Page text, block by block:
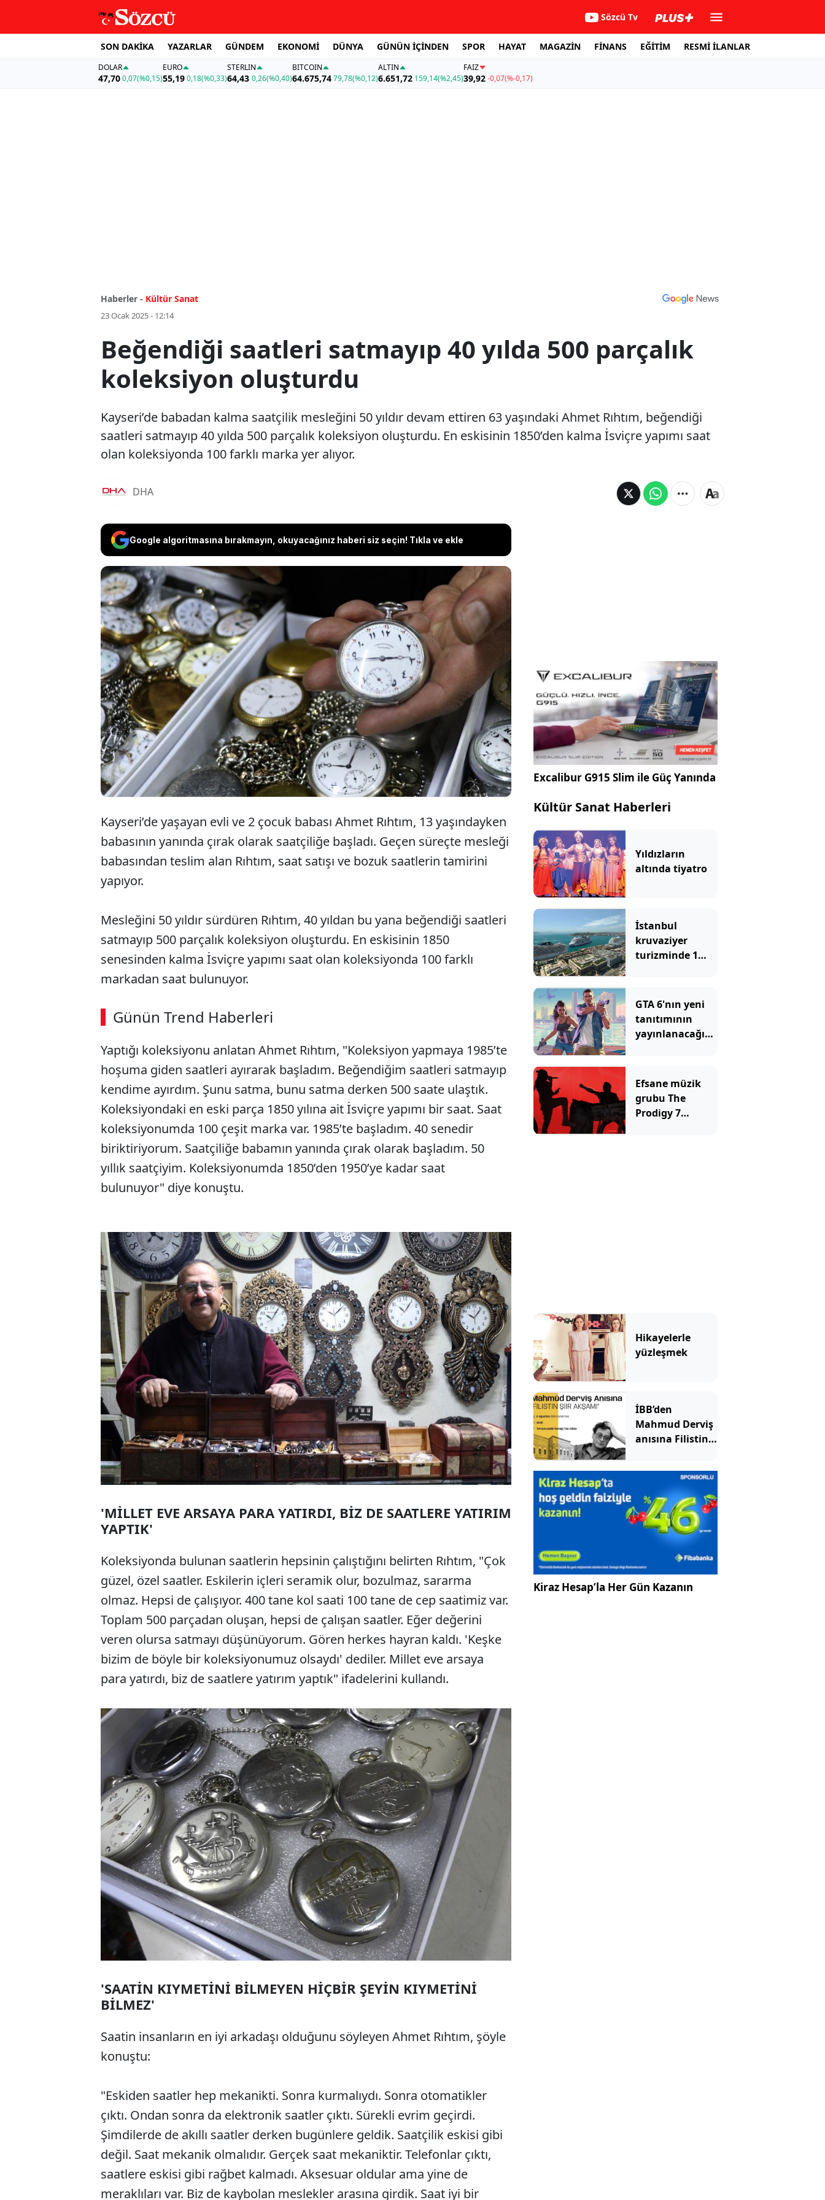
Sözcü Tv
SON DAKİKA YAZARLAR GÜNDEM EKONOMİ DÜNYA GÜNÜN İÇİNDEN SPOR HAYAT MAGAZİN FİNANS EĞİTİM RESMİ İLANLAR
DOLAR
47,700,07(%0,15)
EURO
55,19 0,18(%0,33)
STERLIN
64,43 0,26(%0,40)
BITCOIN
64.675,7479,78(%0,12)
ALTIN
6.651,72 159,14(%2,45)
FAİZ
39,92-0,07(%-0,17)
Haberler - Kültür Sanat
23 Ocak 2025 - 12:14
Beğendiği saatleri satmayıp 40 yılda 500 parçalık
koleksiyon oluşturdu
Kayseri’de babadan kalma saatçilik mesleğini 50 yıldır devam ettiren 63 yaşındaki Ahmet Rıhtım, beğendiği
saatleri satmayıp 40 yılda 500 parçalık koleksiyon oluşturdu. En eskisinin 1850’den kalma İsviçre yapımı saat
olan koleksiyonda 100 farklı marka yer alıyor.
DHA
Google algoritmasına bırakmayın, okuyacağınız haberi siz seçin! Tıkla ve ekle
Kayseri’de babadan kalma saatçilik mesleğini 50 yıldır devam
ettiren 63 yaşındaki Ahmet Rıhtım, beğendiği saatleri satmayıp 40
yılda 500 parçalık koleksiyon oluşturdu. En eskisinin 1850’den
kalma İsviçre yapımı saat olan koleksiyonda 100 farklı marka yer
alıyor.
Kayseri’de yaşayan evli ve 2 çocuk babası Ahmet Rıhtım, 13 yaşındayken
babasının yanında çırak olarak saatçiliğe başladı. Geçen süreçte mesleği
babasından teslim alan Rıhtım, saat satışı ve bozuk saatlerin tamirini
yapıyor.
Mesleğini 50 yıldır sürdüren Rıhtım, 40 yıldan bu yana beğendiği saatleri
satmayıp 500 parçalık koleksiyon oluşturdu. En eskisinin 1850
senesinden kalma İsviçre yapımı saat olan koleksiyonda 100 farklı
markadan saat bulunuyor.
Günün Trend Haberleri
00:02 / 08:15
Sesi Aç
Yaptığı koleksiyonu anlatan Ahmet Rıhtım, "Koleksiyon yapmaya 1985’te
hoşuma giden saatleri ayırarak başladım. Beğendiğim saatleri satmayıp
kendime ayırdım. Şunu satma, bunu satma derken 500 saate ulaştık.
Koleksiyondaki en eski parça 1850 yılına ait İsviçre yapımı bir saat. Saat
koleksiyonumda 100 çeşit marka var. 1985’te başladım. 40 senedir
biriktiriyorum. Saatçiliğe babamın yanında çırak olarak başladım. 50
yıllık saatçiyim. Koleksiyonumda 1850’den 1950’ye kadar saat
bulunuyor" diye konuştu.
'MİLLET EVE ARSAYA PARA YATIRDI, BİZ DE SAATLERE YATIRIM
YAPTIK'
Koleksiyonda bulunan saatlerin hepsinin çalıştığını belirten Rıhtım, "Çok
güzel, özel saatler. Eskilerin içleri seramik olur, bozulmaz, sararma
olmaz. Hepsi de çalışıyor. 400 tane kol saati 100 tane de cep saatimiz var.
Toplam 500 parçadan oluşan, hepsi de çalışan saatler. Eğer değerini
veren olursa satmayı düşünüyorum. Gören herkes hayran kaldı. 'Keşke
bizim de böyle bir koleksiyonumuz olsaydı' dediler. Millet eve arsaya
para yatırdı, biz de saatlere yatırım yaptık" ifadelerini kullandı.
'SAATİN KIYMETİNİ BİLMEYEN HİÇBİR ŞEYİN KIYMETİNİ
BİLMEZ'
Saatin insanların en iyi arkadaşı olduğunu söyleyen Ahmet Rıhtım, şöyle
konuştu:
"Eskiden saatler hep mekanikti. Sonra kurmalıydı. Sonra otomatikler
çıktı. Ondan sonra da elektronik saatler çıktı. Sürekli evrim geçirdi.
Şimdilerde de akıllı saatler derken bugünlere geldik. Saatçilik eskisi gibi
değil. Saat mekanik olmalıdır. Gerçek saat mekaniktir. Telefonlar çıktı,
saatlere eskisi gibi rağbet kalmadı. Aksesuar oldular ama yine de
meraklıları var. Biz de kaybolan meslekler arasına girdik. Saat iyi bir
Excalibur G915 Slim ile Güç Yanında
Kültür Sanat Haberleri
Yıldızların
altında tiyatro
İstanbul
kruvaziyer
turizminde 1
ilerliyor
GTA 6'nın yeni
tanıtımının
yayınlanacağı
şaşıyor
Efsane müzik
grubu The
Prodigy 7
Hikayelerle
yüzleşmek
İBB’den
Mahmud Derviş
anısına Filistin
Kiraz Hesap’la Her Gün Kazanın